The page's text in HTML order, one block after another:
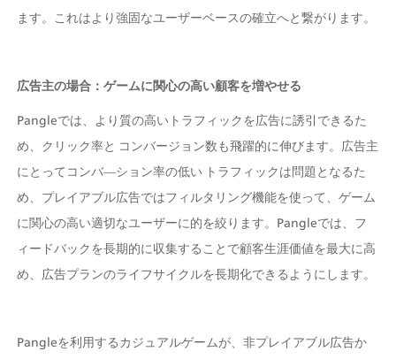
ます。これはより強固なユーザーベースの確立へと繋がります。
広告主の場合：ゲームに関心の高い顧客を増やせる
Pangleでは、より質の高いトラフィックを広告に誘引できるた
め、クリック率と コンバージョン数も飛躍的に伸びます。広告主
にとってコンバ―ション率の低い トラフィックは問題となるた
め、プレイアブル広告ではフィルタリング機能を使って、ゲーム
に関心の高い適切なユーザーに的を絞ります。Pangleでは、フ
ィードバックを長期的に収集することで顧客生涯価値を最大に高
め、広告プランのライフサイクルを長期化できるようにします。
Pangleを利用するカジュアルゲームが、非プレイアブル広告か